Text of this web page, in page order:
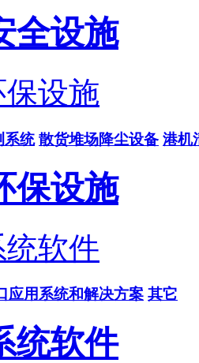
全设施
设施
系统 散货堆场降尘设备 港机
保设施
软件
应用系统和解决方案 其它
统软件